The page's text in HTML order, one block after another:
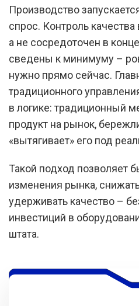
Производство
спрос. Контроль
а не сосредоточен в
сведены к минимуму –
нужно прямо сейчас.
традиционного
в логике: традиционный
продукт на рынок,
«вытягивает» его под
Такой подход позволяет
изменения рынка,
удерживать качество –
инвестиций в
штата.